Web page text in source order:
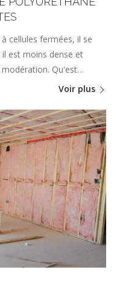
cellules fermées, il se
est moins dense et
modération. Qu'est…
Voir plus